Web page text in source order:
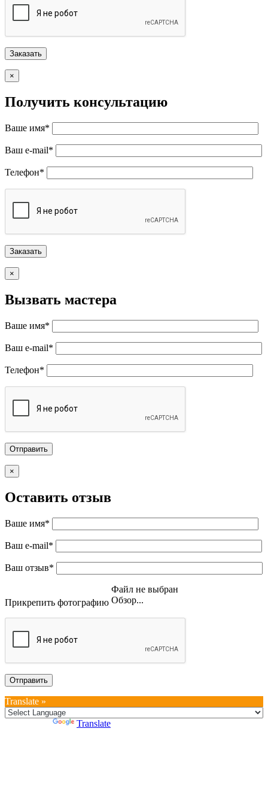
×
Получить консультацию
Ваше имя*
Ваш e-mail*
Телефон*
×
Вызвать мастера
Ваше имя*
Ваш e-mail*
Телефон*
×
Оставить отзыв
Ваше имя*
Ваш e-mail*
Ваш отзыв*
Прикрепить фотографию
Файл не выбран
Обзор...
Translate »
Translate